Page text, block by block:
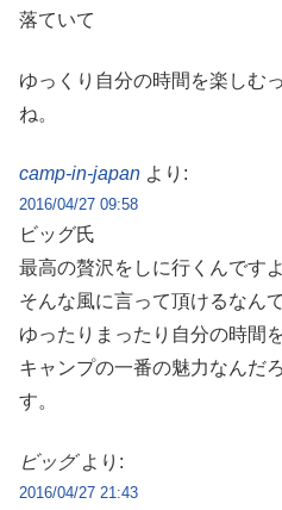
落ていて
ゆっくり自分の時間を楽しむ
ね。
camp-in-japan より:
2016/04/27 09:58
ビッグ氏
最高の贅沢をしに行くんです
そんな風に言って頂けるなん
ゆったりまったり自分の時間
キャンプの一番の魅力なんだ
す。
ビッグ より:
2016/04/27 21:43